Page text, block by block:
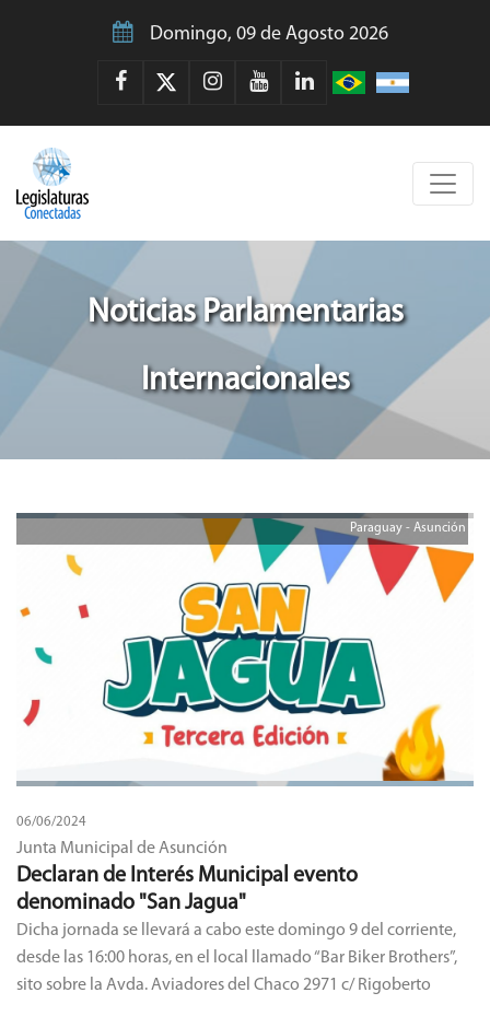
Domingo, 09 de Agosto 2026
Noticias Parlamentarias
Internacionales
06/06/2024
Junta Municipal de Asunción
Paraguay - Asunción
Declaran de Interés Municipal evento
denominado "San Jagua"
Dicha jornada se llevará a cabo este domingo 9 del corriente,
desde las 16:00 horas, en el local llamado “Bar Biker Brothers”,
sito sobre la Avda. Aviadores del Chaco 2971 c/ Rigoberto